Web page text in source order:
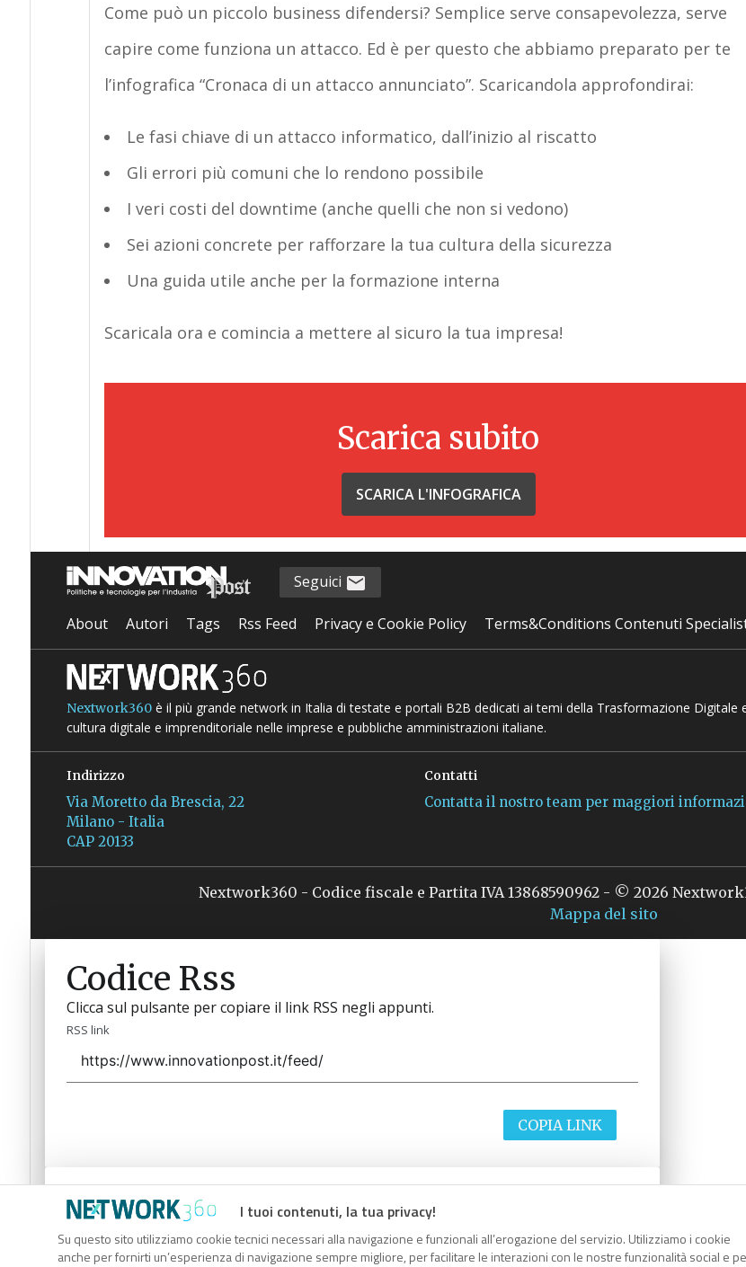
Come può un piccolo business difendersi? Semplice serve consapevolezza, serve
capire come funziona un attacco. Ed è per questo che abbiamo preparato per te
l’infografica “Cronaca di un attacco annunciato”. Scaricandola approfondirai:
Le fasi chiave di un attacco informatico, dall’inizio al riscatto
Gli errori più comuni che lo rendono possibile
I veri costi del downtime (anche quelli che non si vedono)
Sei azioni concrete per rafforzare la tua cultura della sicurezza
Una guida utile anche per la formazione interna
Scaricala ora e comincia a mettere al sicuro la tua impresa!
Scarica subito
SCARICA L'INFOGRAFICA
I tuoi contenuti, la tua privacy!
Su questo sito utilizziamo cookie tecnici necessari alla navigazione e funzionali all’erogazione del servizio. Utilizziamo i cookie
anche per fornirti un’esperienza di navigazione sempre migliore, per facilitare le interazioni con le nostre funzionalità social e
Seguici
About Autori Tags Rss Feed Privacy e Cookie Policy Terms&Conditions Contenuti
Nextwork360è il più grande network in Italia di testate e portali B2B dedicati ai temi della Trasformazione Digitale
cultura digitale e imprenditoriale nelle imprese e pubbliche amministrazioni italiane.
Indirizzo
Via Moretto da Brescia, 22
Milano - Italia
CAP 20133
Contatti
Contatta il nostro team per maggiori
Nextwork360 - Codice fiscale e Partita IVA 13868590962 - © 2026
Mappa del sito
Codice Rss
Clicca sul pulsante per copiare il link RSS negli appunti.
RSS link
COPIA LINK
Codice Rss
Clicca sul pulsante per copiare il link RSS negli appunti.
RSS link